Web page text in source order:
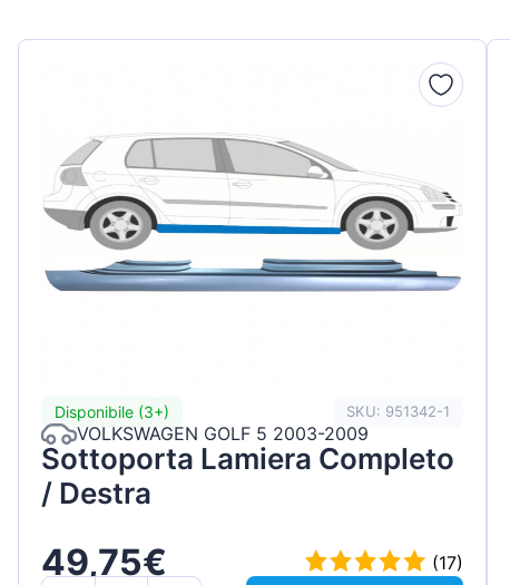
Disponibile (3+) SKU: 951342-1
VOLKSWAGEN GOLF 5 2003-2009
Sottoporta Lamiera Completo
/ Destra
49,75€
(17)